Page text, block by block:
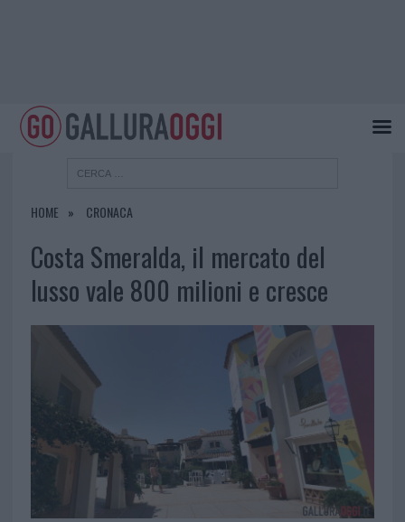
HOME CRONACA
Costa Smeralda, il mercato del
lusso vale 800 milioni e cresce